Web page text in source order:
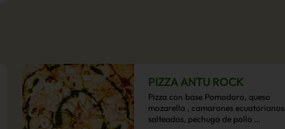
PIZZA ANTU ROCK
Pizza con base Pomodoro, queso
mozarella , camarones ecuatorianos
salteados, pechuga de pollo